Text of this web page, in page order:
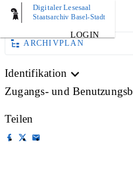
Digitaler Lesesaal
Staatsarchiv Basel-Stadt
LOGIN
AKTE
ARCHIVPLAN
Identifikation
Zugangs- und
Teilen